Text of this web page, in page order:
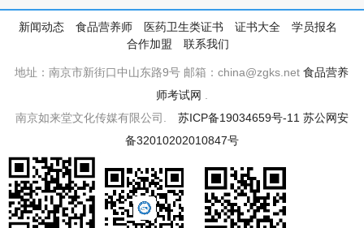
新闻动态 食品营养师 医药卫生类证书 证书大全
学员报名
合作加盟
联系我们
地址：南京市新街口中山东路9号 邮箱：china@zgks.net食品营养
师考试网
南京如来堂文化传媒有限公司. 苏ICP备19034659号-11 苏公网安
备32010202010847号